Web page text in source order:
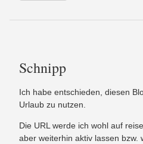
Schnipp
Ich habe entschieden, diesen
Urlaub zu nutzen.
Die URL werde ich wohl auf
aber weiterhin aktiv lassen bzw.